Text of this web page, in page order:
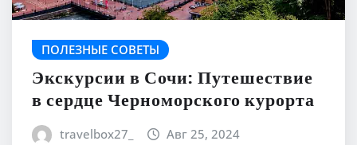
ПОЛЕЗНЫЕ СОВЕТЫ
Экскурсии в Сочи: Путешествие
в сердце Черноморского курорта
travelbox27_ Авг 25, 2024